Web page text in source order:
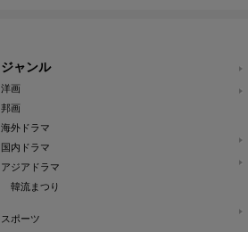
ジャンル
洋画
邦画
海外ドラマ
国内ドラマ
アジアドラマ
韓流まつり
スポーツ